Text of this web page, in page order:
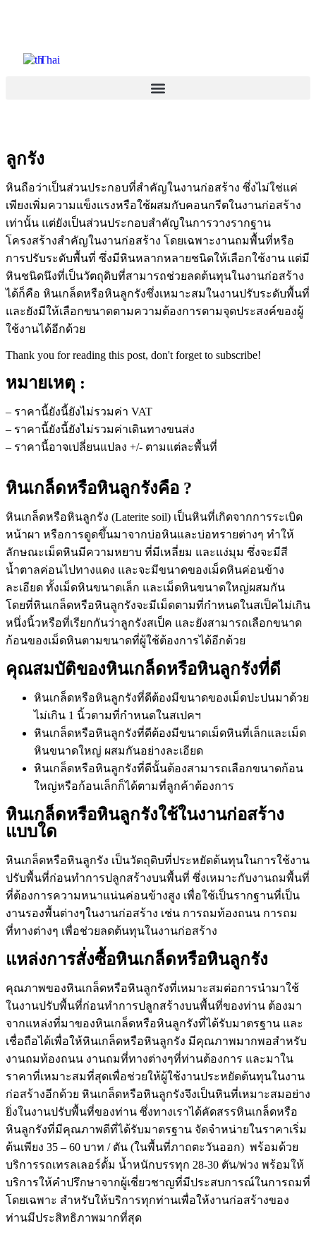
Thai
ลูกรัง
หินถือว่าเป็นส่วนประกอบที่สำคัญในงานก่อสร้าง ซึ่งไม่ใช่แค่
เพียงเพิ่มความแข็งแรงหรือใช้ผสมกับคอนกรีตในงานก่อสร้าง
เท่านั้น แต่ยังเป็นส่วนประกอบสำคัญในการวางรากฐาน
โครงสร้างสำคัญในงานก่อสร้าง โดยเฉพาะงานถมพื้นที่หรือ
การปรับระดับพื้นที่ ซึ่งมีหินหลากหลายชนิดให้เลือกใช้งาน แต่มี
หินชนิดนึงที่เป็นวัตถุดิบที่สามารถช่วยลดต้นทุนในงานก่อสร้าง
ได้ก็คือ หินเกล็ดหรือหินลูกรังซึ่งเหมาะสมในงานปรับระดับพื้นที่
และยังมีให้เลือกขนาดตามความต้องการตามจุดประสงค์ของผู้
ใช้งานได้อีกด้วย
Thank you for reading this post, don't forget to subscribe!
หมายเหตุ :
– ราคานี้ยังนี้ยังไม่รวมค่า VAT
– ราคานี้ยังนี้ยังไม่รวมค่าเดินทางขนส่ง
– ราคานี้อาจเปลี่ยนแปลง +/- ตามแต่ละพื้นที่
หินเกล็ดหรือหินลูกรังคือ ?
หินเกล็ดหรือหินลูกรัง (Laterite soil) เป็นหินที่เกิดจากการระเบิด
หน้าผา หรือการดูดขึ้นมาจากบ่อหินและบ่อทรายต่างๆ ทำให้
ลักษณะเม็ดหินมีความหยาบ ที่มีเหลี่ยม และแง่มุม ซึ่งจะมีสี
น้ำตาลค่อนไปทางแดง และจะมีขนาดของเม็ดหินค่อนข้าง
ละเอียด ทั้งเม็ดหินขนาดเล็ก และเม็ดหินขนาดใหญ่ผสมกัน
โดยที่หินเกล็ดหรือหินลูกรังจะมีเม็ดตามที่กำหนดในสเป็คไม่เกิน
หนึ่งนิ้วหรือที่เรียกกันว่าลูกรังสเป็ค และยังสามารถเลือกขนาด
ก้อนของเม็ดหินตามขนาดที่ผู้ใช้ต้องการได้อีกด้วย
คุณสมบัติของหินเกล็ดหรือหินลูกรังที่ดี
หินเกล็ดหรือหินลูกรังที่ดีต้องมีขนาดของเม็ดปะปนมาด้วย
ไม่เกิน 1 นิ้วตามที่กำหนดในสเปคฯ
หินเกล็ดหรือหินลูกรังที่ดีต้องมีขนาดเม็ดหินที่เล็กและเม็ด
หินขนาดใหญ่ ผสมกันอย่างละเอียด
หินเกล็ดหรือหินลูกรังที่ดีนั้นต้องสามารถเลือกขนาดก้อน
ใหญ่หรือก้อนเล็กก็ได้ตามที่ลูกค้าต้องการ
หินเกล็ดหรือหินลูกรังใช้ในงานก่อสร้าง
แบบใด
หินเกล็ดหรือหินลูกรัง เป็นวัตถุดิบที่ประหยัดต้นทุนในการใช้งาน
ปรับพื้นที่ก่อนทำการปลูกสร้างบนพื้นที่ ซึ่งเหมาะกับงานถมพื้นที่
ที่ต้องการความหนาแน่นค่อนข้างสูง เพื่อใช้เป็นรากฐานที่เป็น
งานรองพื้นต่างๆในงานก่อสร้าง เช่น การถมท้องถนน การถม
ที่ทางต่างๆ เพื่อช่วยลดต้นทุนในงานก่อสร้าง
แหล่งการสั่งซื้อหินเกล็ดหรือหินลูกรัง
คุณภาพของหินเกล็ดหรือหินลูกรังที่เหมาะสมต่อการนำมาใช้
ในงานปรับพื้นที่ก่อนทำการปลูกสร้างบนพื้นที่ของท่าน ต้องมา
จากแหล่งที่มาของหินเกล็ดหรือหินลูกรังที่ได้รับมาตรฐาน และ
เชื่อถือได้เพื่อให้หินเกล็ดหรือหินลูกรัง มีคุณภาพมากพอสำหรับ
งานถมท้องถนน งานถมที่ทางต่างๆที่ท่านต้องการ และมาใน
ราคาที่เหมาะสมที่สุดเพื่อช่วยให้ผู้ใช้งานประหยัดต้นทุนในงาน
ก่อสร้างอีกด้วย หินเกล็ดหรือหินลูกรังจึงเป็นหินที่เหมาะสมอย่าง
ยิ่งในงานปรับพื้นที่ของท่าน ซึ่งทางเราได้คัดสรรหินเกล็ดหรือ
หินลูกรังที่มีคุณภาพดีที่ได้รับมาตรฐาน จัดจำหน่ายในราคาเริ่ม
ต้นเพียง 35 – 60 บาท / ตัน (ในพื้นที่ภาถตะวันออก) พร้อมด้วย
บริการรถเทรลเลอร์ดั้ม น้ำหนักบรรทุก 28-30 ตัน/พ่วง พร้อมให้
บริการให้คำปรึกษาจากผู้เชี่ยวชาญที่มีประสบการณ์ในการถมที่
โดยเฉพาะ สำหรับให้บริการทุกท่านเพื่อให้งานก่อสร้างของ
ท่านมีประสิทธิภาพมากที่สุด